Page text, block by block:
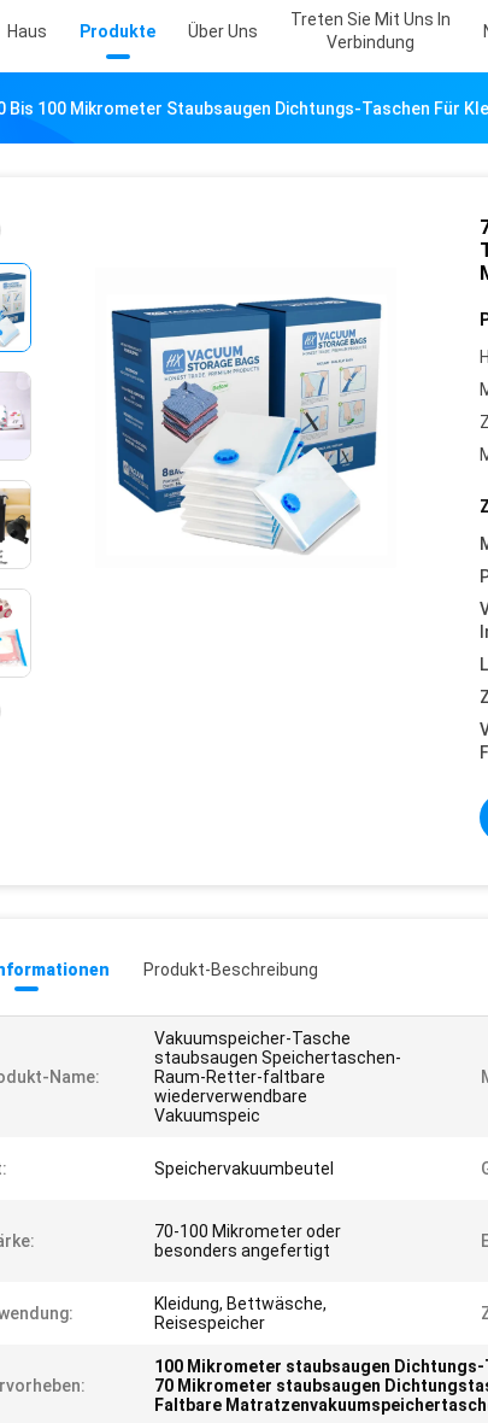
Haus Produkte Über Uns
Treten Sie Mit Uns In
Verbindung
Bis 100 Mikrometer Staubsaugen Dichtungs-Taschen Für
Produkt-Beschreibung
Name:
Vakuumspeicher-Tasche
staubsaugen Speichertaschen-
Raum-Retter-faltbare
wiederverwendbare
Vakuumspeic
Speichervakuumbeutel
70-100 Mikrometer oder
besonders angefertigt
Kleidung, Bettwäsche,
Reisespeicher
100 Mikrometer staubsaugen
70 Mikrometer staubsaugen
Faltbare